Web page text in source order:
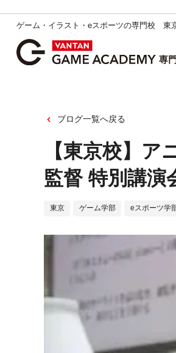
ゲーム・イラスト・eスポーツの専門校 東
ブログ一覧へ戻る
【東京校】
監督 特別講演
東京 ゲーム学部 eスポーツ学